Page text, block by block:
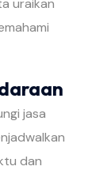
uraikan
jasa
dan